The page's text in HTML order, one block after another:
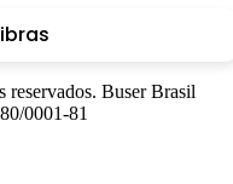
Buser Brasil
0001-81